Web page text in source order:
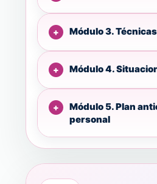
Módulo 3.
Módulo 4.
Módulo 5. Plan
personal